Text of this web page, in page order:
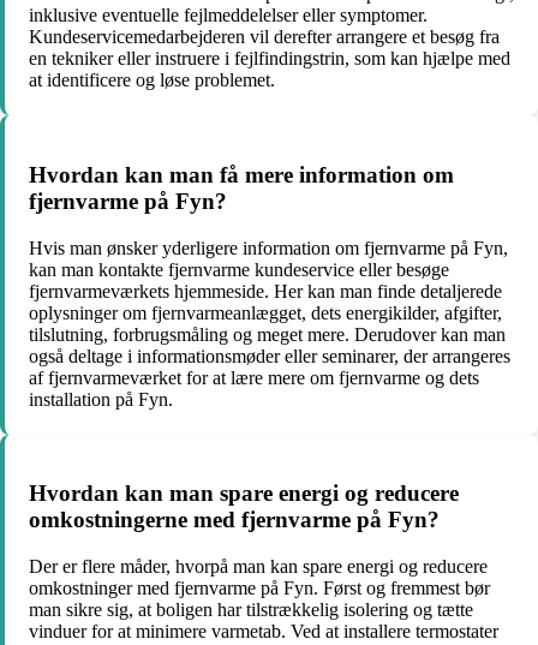
inklusive eventuelle fejlmeddelelser eller symptomer.
Kundeservicemedarbejderen vil derefter arrangere et besøg fra
en tekniker eller instruere i fejlfindingstrin, som kan hjælpe med
at identificere og løse problemet.
Hvordan kan man få mere information om
fjernvarme på Fyn?
Hvis man ønsker yderligere information om fjernvarme på Fyn,
kan man kontakte fjernvarme kundeservice eller besøge
fjernvarmeværkets hjemmeside. Her kan man finde detaljerede
oplysninger om fjernvarmeanlægget, dets energikilder, afgifter,
tilslutning, forbrugsmåling og meget mere. Derudover kan man
også deltage i informationsmøder eller seminarer, der arrangeres
af fjernvarmeværket for at lære mere om fjernvarme og dets
installation på Fyn.
Hvordan kan man spare energi og reducere
omkostningerne med fjernvarme på Fyn?
Der er flere måder, hvorpå man kan spare energi og reducere
omkostninger med fjernvarme på Fyn. Først og fremmest bør
man sikre sig, at boligen har tilstrækkelig isolering og tætte
vinduer for at minimere varmetab. Ved at installere termostater